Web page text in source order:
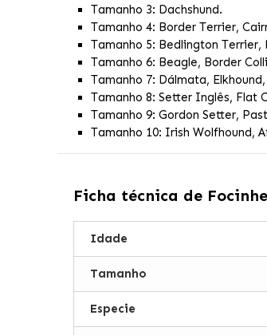
Tamanho 3: Dachshund.
Tamanho 4: Border Terrier,
Tamanho 5: Bedlington Terrier,
Tamanho 6: Beagle, Border
Tamanho 7: Dálmata,
Tamanho 8: Setter Inglês, Flat
Tamanho 9: Gordon Setter,
Tamanho 10: Irish Wolfhound,
Ficha técnica de
Idade
Tamanho
Especie